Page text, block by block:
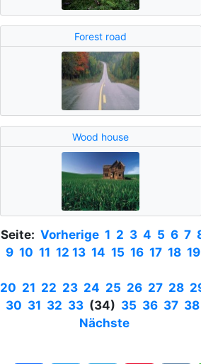
Forest road
Wood house
Seite:Vorherige 1 2 3 4 5 6 7
9 10 11 12 13 14 15 16 17 18 19
20 21 22 23 24 25 26 27 28
30 31 32 33 (34) 35 36 37 38
Nächste